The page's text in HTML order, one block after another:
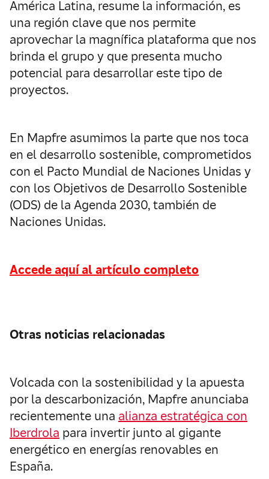
América Latina, resume la información, es
una región clave que nos permite
aprovechar la magnífica plataforma que nos
brinda el grupo y que presenta mucho
potencial para desarrollar este tipo de
proyectos.
En Mapfre asumimos la parte que nos toca
en el desarrollo sostenible, comprometidos
con el Pacto Mundial de Naciones Unidas y
con los Objetivos de Desarrollo Sostenible
(ODS) de la Agenda 2030, también de
Naciones Unidas.
Accede aquí al artículo completo
Otras noticias relacionadas
Volcada con la sostenibilidad y la apuesta
por la descarbonización, Mapfre anunciaba
recientemente una alianza estratégica con
Iberdrola para invertir junto al gigante
energético en energías renovables en
España.